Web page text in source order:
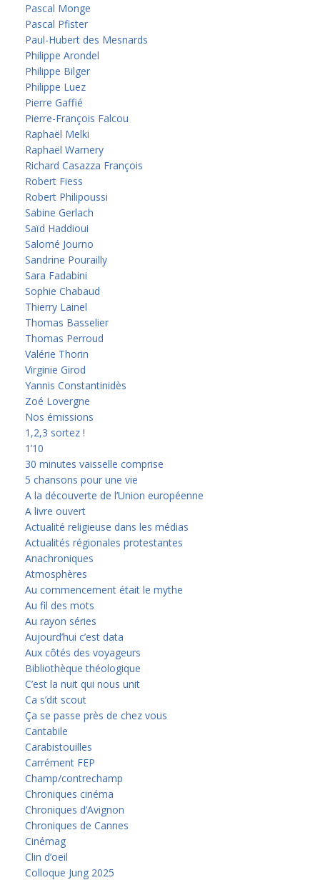
Pascal Monge
Pascal Pfister
Paul-Hubert des Mesnards
Philippe Arondel
Philippe Bilger
Philippe Luez
Pierre Gaffié
Pierre-François Falcou
Raphaël Melki
Raphaël Warnery
Richard Casazza François
Robert Fiess
Robert Philipoussi
Sabine Gerlach
Saïd Haddioui
Salomé Journo
Sandrine Pourailly
Sara Fadabini
Sophie Chabaud
Thierry Lainel
Thomas Basselier
Thomas Perroud
Valérie Thorin
Virginie Girod
Yannis Constantinidès
Zoé Lovergne
Nos émissions
1,2,3 sortez !
1’10
30 minutes vaisselle comprise
5 chansons pour une vie
A la découverte de l’Union européenne
A livre ouvert
Actualité religieuse dans les médias
Actualités régionales protestantes
Anachroniques
Atmosphères
Au commencement était le mythe
Au fil des mots
Au rayon séries
Aujourd’hui c’est data
Aux côtés des voyageurs
Bibliothèque théologique
C’est la nuit qui nous unit
Ca s’dit scout
Ça se passe près de chez vous
Cantabile
Carabistouilles
Carrément FEP
Champ/contrechamp
Chroniques cinéma
Chroniques d’Avignon
Chroniques de Cannes
Cinémag
Clin d’oeil
Colloque Jung 2025